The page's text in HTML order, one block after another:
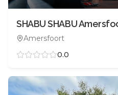
SHABU SHABU
Amersfoort
0.0